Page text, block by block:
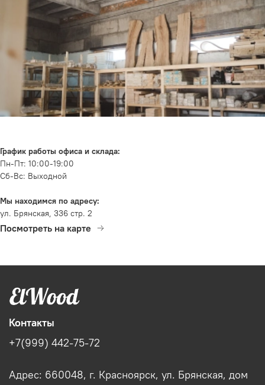
График работы офиса и склада:
Пн-Пт: 10:00-19:00
Сб-Вс: Выходной
Мы находимся по адресу:
ул. Брянская, 336 стр. 2
Посмотреть на карте
Контакты
+7(999) 442-75-72
Адрес: 660048, г. Красноярск, ул. Брянская, дом